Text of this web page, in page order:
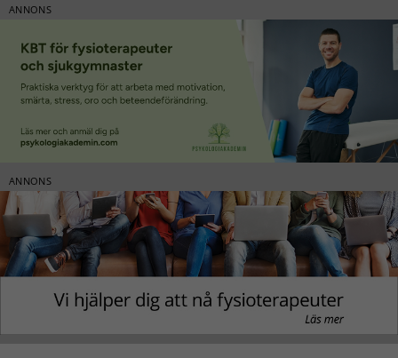
ANNONS
ANNONS